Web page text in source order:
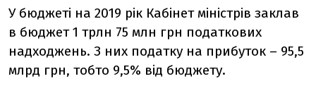
У бюджеті на 2019 рік Кабінет міністрів заклав
в бюджет 1 трлн 75 млн грн податкових
надходжень. З них податку на прибуток – 95,5
млрд грн, тобто 9,5% від бюджету.